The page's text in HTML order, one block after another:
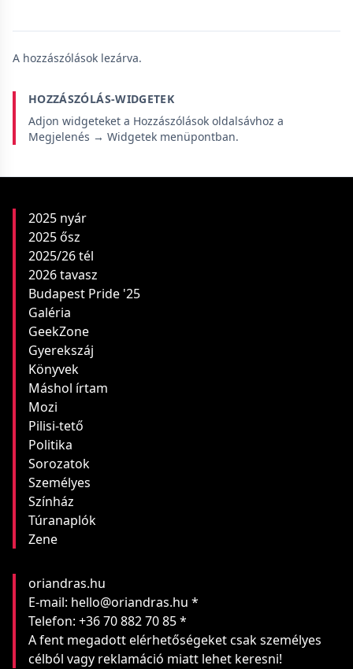
A hozzászólások lezárva.
HOZZÁSZÓLÁS-WIDGETEK
Adjon widgeteket a Hozzászólások oldalsávhoz a
Megjelenés → Widgetek menüpontban.
2025 nyár
2025 ősz
2025/26 tél
2026 tavasz
Budapest Pride '25
Galéria
GeekZone
Gyerekszáj
Könyvek
Máshol írtam
Mozi
Pilisi-tető
Politika
Sorozatok
Személyes
Színház
Túranaplók
Zene
oriandras.hu
E-mail: hello@oriandras.hu *
Telefon: +36 70 882 70 85 *
A fent megadott elérhetőségeket csak személyes
célból vagy reklamáció miatt lehet keresni!